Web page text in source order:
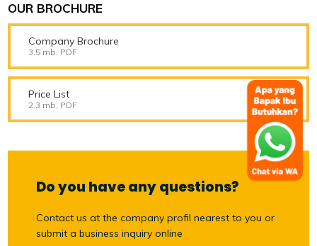
OUR BROCHURE
Company Brochure
3.5 mb, PDF
Price List
2.3 mb, PDF
Do you have any questions?
Contact us at the company profil nearest to you or
submit a business inquiry online